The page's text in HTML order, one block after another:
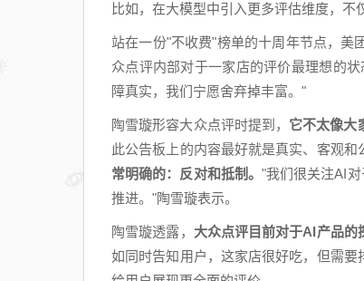
比如，在大模型中引入更多评估维度，不
站在一份"不收费"榜单的十周年节点，美
众点评内部对于一家店的评价最理想的
障真实，我们宁愿舍弃掉丰富。"
陶雪璇形容大众点评时提到， 它不太像大
此公告板上的内容最好就是真实、客观和
常明确的：反对和抵制。 "我们很关注AI
推进。"陶雪璇表示。
陶雪璇透露， 大众点评目前对于AI产品的
如同时告知用户，这家店很好吃，但需